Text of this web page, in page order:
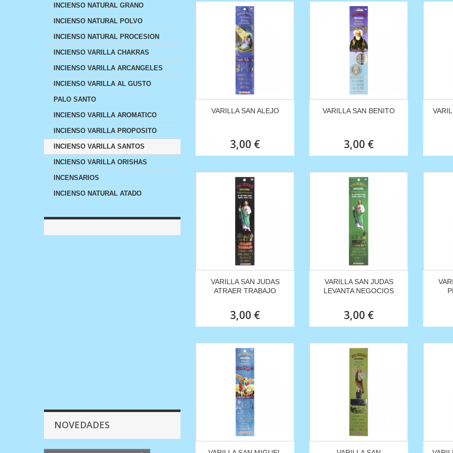
INCIENSO NATURAL GRANO
INCIENSO NATURAL POLVO
INCIENSO NATURAL PROCESION
INCIENSO VARILLA CHAKRAS
INCIENSO VARILLA ARCANGELES
INCIENSO VARILLA AL GUSTO
PALO SANTO
INCIENSO VARILLA AROMATICO
INCIENSO VARILLA PROPOSITO
INCIENSO VARILLA SANTOS
INCIENSO VARILLA ORISHAS
INCENSARIOS
INCIENSO NATURAL ATADO
NOVEDADES
VARILLA SAN ALEJO
3,00 €
VARILLA SAN BENITO
3,00 €
VARILLA SAN JUDAS
ATRAER TRABAJO
3,00 €
VARILLA SAN JUDAS
LEVANTA NEGOCIOS
3,00 €